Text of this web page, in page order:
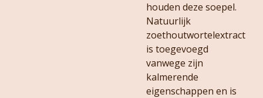
houden deze soepel.
Natuurlijk
zoethoutwortelextract
is toegevoegd
vanwege zijn
kalmerende
eigenschappen en is